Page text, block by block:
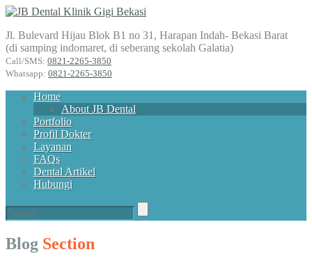
Jl. Bulevard Hijau Blok B1 no 31, Harapan Indah- Bekasi Barat
(di samping indomaret, di seberang sekolah Galatia)
Call/SMS: 0821-2265-3850
Whatsapp: 0821-2265-3850
Home
About JB Dental
Portfolio
Profil Dokter
Layanan
FAQs
Dental Artikel
Hubungi
Blog Section